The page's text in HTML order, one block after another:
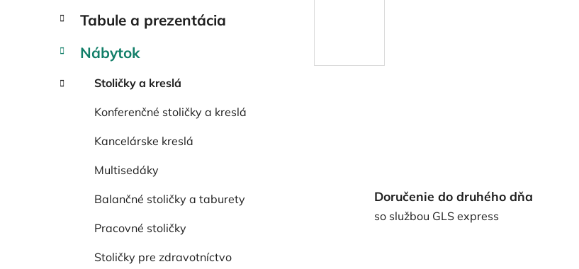
Tabule a prezentácia
Nábytok
Stoličky a kreslá
Konferenčné stoličky a kreslá
Kancelárske kreslá
Multisedáky
Balančné stoličky a taburety
Pracovné stoličky
Stoličky pre zdravotníctvo
Doručenie do druhého dňa
so službou GLS express